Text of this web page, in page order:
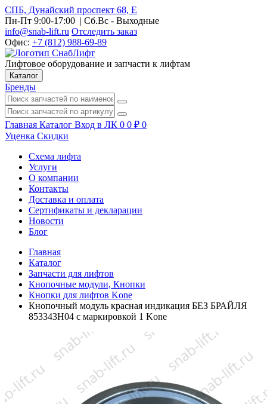
СПБ, Дунайский проспект 68, Е
Пн-Пт 9:00-17:00 | Сб.Вс - Выходные
info@snab-lift.ru Отследить заказ
Офис: +7 (812) 988-69-89
Лифтовое оборудование и запчасти к лифтам
Каталог
Бренды
Главная Каталог Вход в ЛК 0 0 ₽ 0
Уценка Скидки
Схема лифта
Услуги
О компании
Контакты
Доставка и оплата
Сертификаты и декларации
Новости
Блог
Главная
Каталог
Запчасти для лифтов
Кнопочные модули, Кнопки
Кнопки для лифтов Kone
Кнопочный модуль красная индикация БЕЗ БРАЙЛЯ
853343H04 с маркировкой 1 Kone